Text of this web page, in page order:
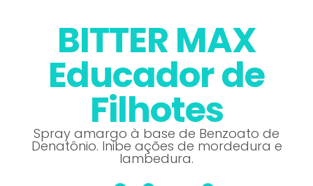
BITTER MAX
Educador de
Filhotes
Spray amargo à base de Benzoato de
Denatônio. Inibe ações de mordedura e
lambedura.